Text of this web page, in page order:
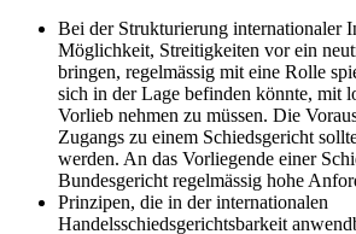
Bei der Strukturierung internationaler
Möglichkeit, Streitigkeiten vor ein
bringen, regelmässig mit eine Rolle
sich in der Lage befinden könnte, mit
Vorlieb nehmen zu müssen. Die
Zugangs zu einem Schiedsgericht
werden. An das Vorliegende einer
Bundesgericht regelmässig hohe
Prinzipen, die in der internationalen
Handelsschiedsgerichtsbarkeit